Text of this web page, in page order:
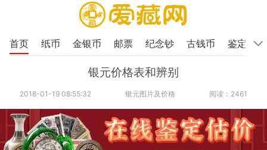
首页 纸币 金银币 邮票 纪念钞 古钱币 鉴定
银元价格表和辨别
2018-01-19 08:55:32 银元图片及价格 阅读：2461